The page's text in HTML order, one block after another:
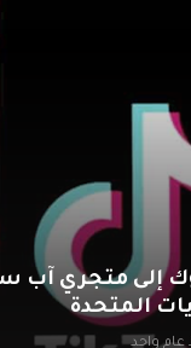
إلى متجري آب
المتحدة
عام واحد